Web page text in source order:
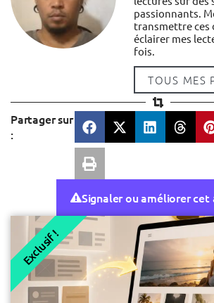
passionnants.
transmettre ces
éclairer mes
fois.
TOUS MES
Partager sur
:
Signaler ou améliorer cet
Exclusif !